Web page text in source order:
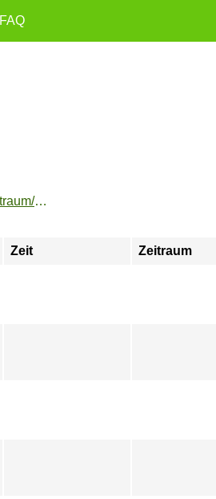
FAQ
https://buchung.hochschulsport-potsdam.de/angebote/aktueller_zeitraum/_Fitnessclub_goFIT.html
Zeit Zeitraum